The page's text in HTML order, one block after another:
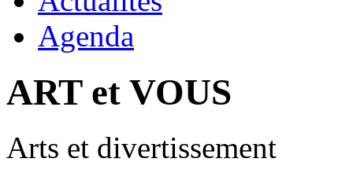
Agenda
ART et VOUS
Arts et divertissement